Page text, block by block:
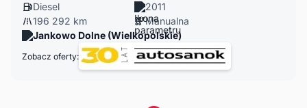
Diesel
2011
196 292 km
Manualna
Jankowo Dolne (Wielkopolskie)
Zobacz oferty: